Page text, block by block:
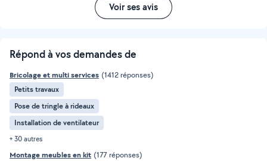
Voir ses avis
Répond à vos demandes de
Bricolage et multi services (1412 réponses)
Petits travaux
Pose de tringle à rideaux
Installation de ventilateur
+ 30 autres
Montage meubles en kit (177 réponses)